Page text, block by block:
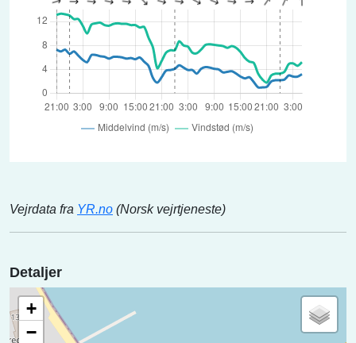
Vejrdata fra YR.no (Norsk vejrtjeneste)
Detaljer
+
−